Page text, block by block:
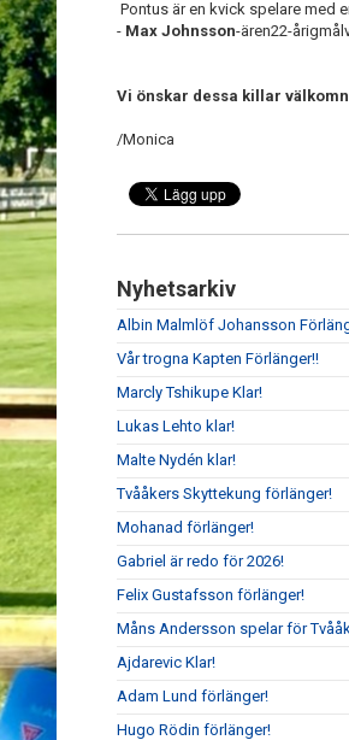
Pontus är en kvick spelare med
- Max Johnsson-ären22-
Vi önskar dessa killar
/Monica
Nyhetsarkiv
Albin Malmlöf Johansson
Vår trogna Kapten Förlänger!!
Marcly Tshikupe Klar!
Lukas Lehto klar!
Malte Nydén klar!
Tvååkers Skyttekung förlänger!
Mohanad förlänger!
Gabriel är redo för 2026!
Felix Gustafsson förlänger!
Måns Andersson spelar för
Ajdarevic Klar!
Adam Lund förlänger!
Hugo Rödin förlänger!